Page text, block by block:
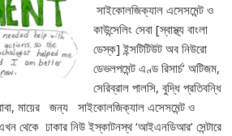
সাইকোলজিক্যাল এসেসমেন্ট ও
কাউন্সেলিং সেবা [স্বাস্থ্য বাংলা
ডেস্ক] ইন্সটিটিউট অব নিউরো
ডেভলপমেন্ট এণ্ড রিসার্চ’ অটিজম,
সেরিব্রাল পালসি, বুদ্ধি প্রতিবন্ধি
মায়ের জন্য সাইকোলজিক্যাল এসেসমেন্ট ও
থেকে ঢাকার নিউ ইস্কাটনস্থ ‘আইএনডিআর’ সেন্টারে